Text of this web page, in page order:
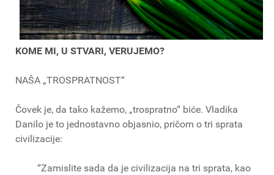
KOME MI, U STVARI, VERUJEMO?
NAŠA „TROSPRATNOST“
Čovek je, da tako kažemo, „trospratno“ biće. Vladika
Danilo je to jednostavno objasnio, pričom o tri sprata
civilizacije:
“Zamislite sada da je civilizacija na tri sprata, kao